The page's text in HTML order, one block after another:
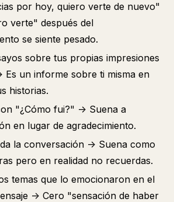
por hoy, quiero verte de nuevo"
verte" después del
se siente pesado.
sobre tus propias impresiones
Es un informe sobre ti misma en
historias.
"¿Cómo fui?" -> Suena a
en lugar de agradecimiento.
la conversación -> Suena como
pero en realidad no recuerdas.
temas que lo emocionaron en el
-> Cero "sensación de haber